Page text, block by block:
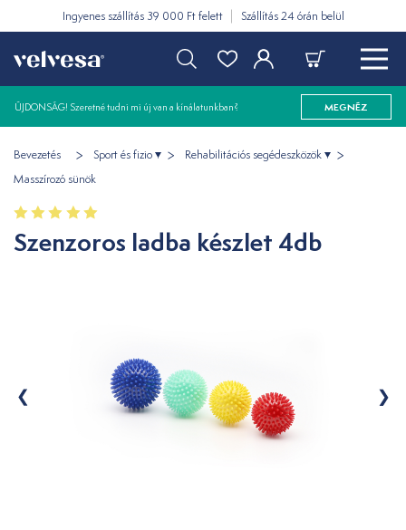
Ingyenes szállítás 39 000 Ft felett Szállítás 24 órán belül
ÚJDONSÁG! Szeretné tudni mi új van a kínálatunkban? MEGNÉZ
Bevezetés Sport és fizio
Rehabilitációs segédeszközök
Masszírozó sünök
Szenzoros ladba készlet 4db